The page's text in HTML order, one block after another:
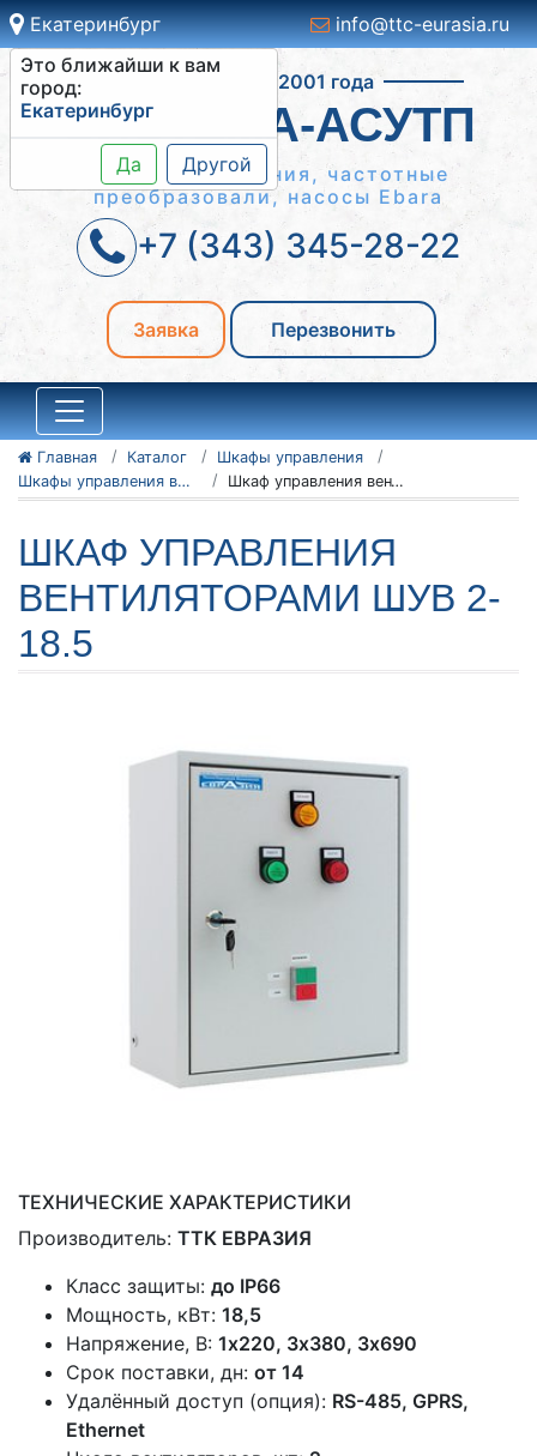
Екатеринбург
Это ближайши к вам
город:
Екатеринбург
Да Другой
info@ttc-eurasia.ru
Работаем с 2001 года
СИСТЕМА-АСУТП
Шкафы управления, частотные
преобразовали, насосы Ebara
+7 (343) 345-28-22
Заявка Перезвонить
Главная Каталог
Шкафы управления
Шкафы управления вентиляторами ШУВ
Шкаф управления вентиляторами ШУВ 2-18.5
ШКАФ УПРАВЛЕНИЯ
ВЕНТИЛЯТОРАМИ ШУВ 2-
18.5
ТЕХНИЧЕСКИЕ ХАРАКТЕРИСТИКИ
Производитель: ТТК ЕВРАЗИЯ
Класс защиты: до IP66
Мощность, кВт: 18,5
Напряжение, В: 1x220, 3х380, 3х690
Срок поставки, дн: от 14
Удалённый доступ (опция): RS-485, GPRS,
Ethernet